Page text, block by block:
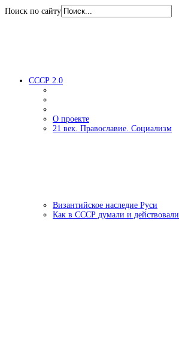
Поиск по сайту
СССР 2.0
О проекте
21 век. Православие. Социализм
Византийское наследие Руси
Как в СССР думали и действовали